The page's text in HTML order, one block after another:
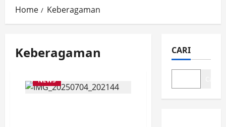
Home Keberagaman
Keberagaman
NEWS
CARI